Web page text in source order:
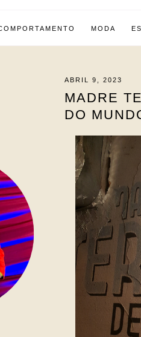
MODA
ABRIL 9, 2023
MADRE
DO